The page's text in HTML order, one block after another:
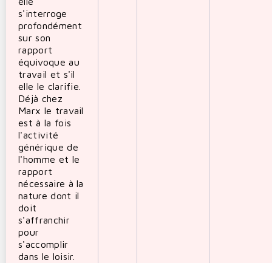
s'interroge
profondément
sur son
rapport
équivoque au
travail et s'il
elle le clarifie.
Déjà chez
Marx le travail
est à la fois
l'activité
générique de
l'homme et le
rapport
nécessaire à la
nature dont il
doit
s'affranchir
pour
s'accomplir
dans le loisir.